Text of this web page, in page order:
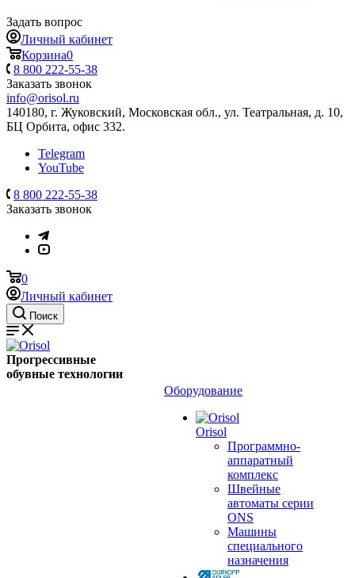
Задать вопрос
Личный кабинет
Корзина0
8 800 222-55-38
Заказать звонок
info@orisol.ru
140180, г. Жуковский, Московская обл., ул. Театральная, д. 10,
БЦ Орбита, офис 332.
Telegram
YouTube
8 800 222-55-38
Заказать звонок
0
Личный кабинет
Поиск
Прогрессивные
обувные технологии
Оборудование
Orisol
Программно-
аппаратный
комплекс
Швейные
автоматы серии
ONS
Машины
специального
назначения